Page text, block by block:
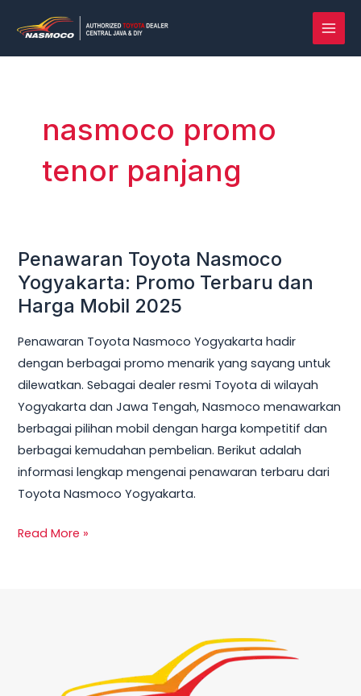
konten
nasmoco promo
tenor panjang
Penawaran Toyota Nasmoco
Yogyakarta: Promo Terbaru dan
Harga Mobil 2025
Penawaran Toyota Nasmoco Yogyakarta hadir
dengan berbagai promo menarik yang sayang untuk
dilewatkan. Sebagai dealer resmi Toyota di wilayah
Yogyakarta dan Jawa Tengah, Nasmoco menawarkan
berbagai pilihan mobil dengan harga kompetitif dan
berbagai kemudahan pembelian. Berikut adalah
informasi lengkap mengenai penawaran terbaru dari
Toyota Nasmoco Yogyakarta.
Penawaran
Toyota
Nasmoco
Promo
Terbaru
dan
Harga
Mobil
2025
Read More »